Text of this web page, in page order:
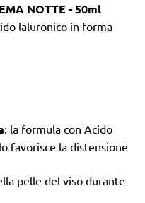
NOTTE - 50ml
laluronico in forma
: la formula con Acido
favorisce la distensione
pelle del viso durante